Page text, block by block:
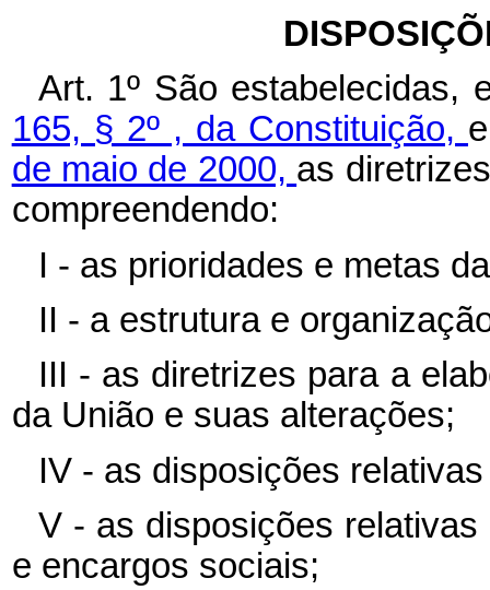
Art. 1º São estabelecidas,
165, § 2º , da Constituição,
de maio de 2000, as
compreendendo:
I - as prioridades e metas
II - a estrutura e
III - as diretrizes para a
da União e suas alterações;
IV - as disposições
V - as disposições
e encargos sociais;